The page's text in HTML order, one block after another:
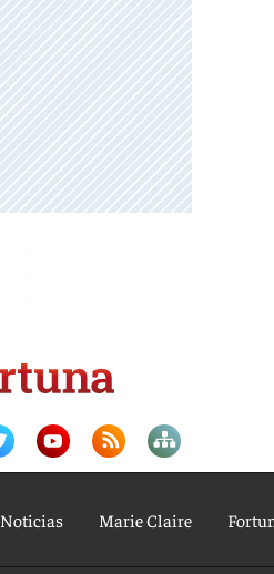
Noticias Marie Claire